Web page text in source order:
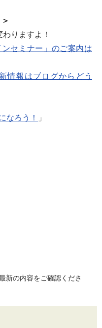
りますよ！
セミナー」のご案内は
情報はブログからどう
なろう！ 」
新の内容をご確認くださ